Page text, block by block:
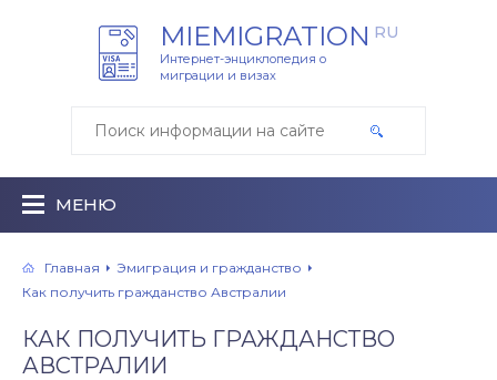
MIEMIGRATION RU
Интернет-энциклопедия о
миграции и визах
МЕНЮ
Главная
Эмиграция и гражданство
Как получить гражданство Австралии
КАК ПОЛУЧИТЬ ГРАЖДАНСТВО
АВСТРАЛИИ